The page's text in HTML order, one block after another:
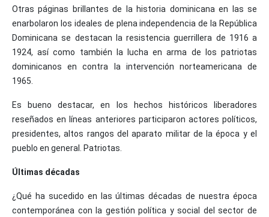
Otras páginas brillantes de la historia dominicana en las se
enarbolaron los ideales de plena independencia de la República
Dominicana se destacan la resistencia guerrillera de 1916 a
1924, así como también la lucha en arma de los patriotas
dominicanos en contra la intervención norteamericana de
1965.
Es bueno destacar, en los hechos históricos liberadores
reseñados en líneas anteriores participaron actores políticos,
presidentes, altos rangos del aparato militar de la época y el
pueblo en general. Patriotas.
Últimas décadas
¿Qué ha sucedido en las últimas décadas de nuestra época
contemporánea con la gestión política y social del sector de